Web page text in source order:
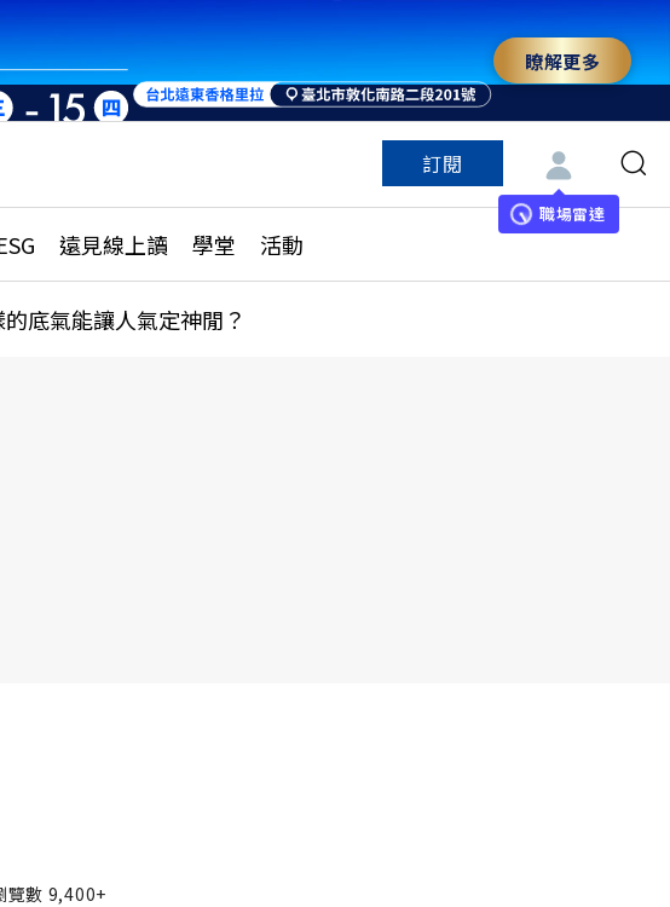
瞭解更多
訂閱
職場雷達
遠見線上讀 學堂 活動
更多訂閱方案
特色頻道
底氣能讓人氣定神閒？
覽數 9,400+